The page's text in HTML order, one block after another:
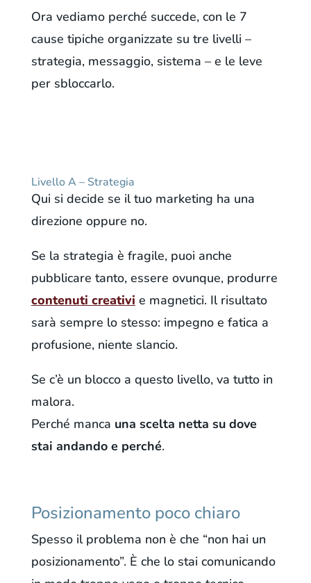
Ora vediamo perché succede, con le 7
cause tipiche organizzate su tre livelli –
strategia, messaggio, sistema – e le leve
per sbloccarlo.
Livello A – Strategia
Qui si decide se il tuo marketing ha una
direzione oppure no.
Se la strategia è fragile, puoi anche
pubblicare tanto, essere ovunque, produrre
contenuti creativi e magnetici. Il risultato
sarà sempre lo stesso: impegno e fatica a
profusione, niente slancio.
Se c’è un blocco a questo livello, va tutto in
malora.
Perché manca una scelta netta su dove
stai andando e perché.
Posizionamento poco chiaro
Spesso il problema non è che “non hai un
posizionamento”. È che lo stai comunicando